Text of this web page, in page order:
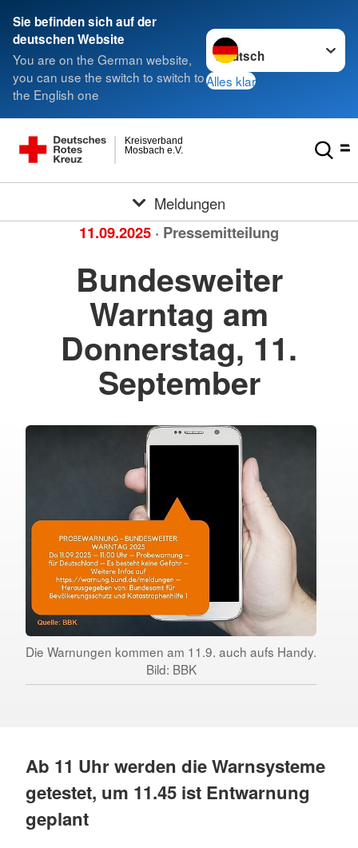
Sie befinden sich auf der
deutschen Website
You are on the German website,
you can use the switch to switch to
the English one
Sprache wechseln zu
Alles klar
Mosbach e.V.
Kreisverband
Meldungen
11.09.2025 · Pressemitteilung
Bundesweiter
Warntag am
Donnerstag, 11.
September
Die Warnungen kommen am 11.9. auch aufs Handy.
Bild: BBK
Ab 11 Uhr werden die Warnsysteme
getestet, um 11.45 ist Entwarnung
geplant